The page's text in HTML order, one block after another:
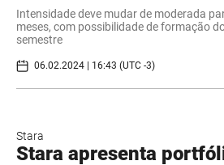
Intensidade deve mudar de moderada
meses, com possibilidade de formação
semestre
06.02.2024 | 16:43 (UTC -3)
Stara
Stara apresenta